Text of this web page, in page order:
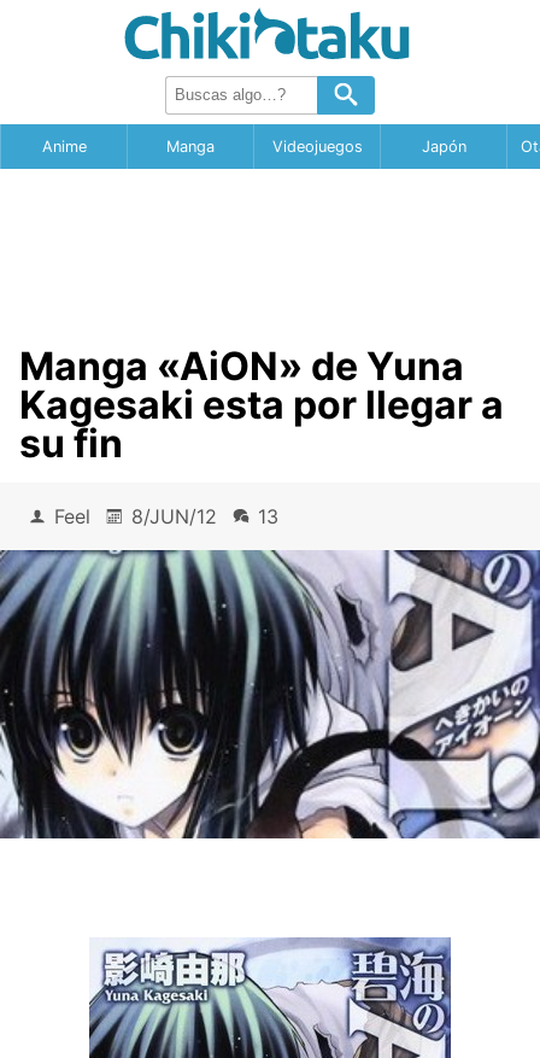
Anime Manga Videojuegos Japón
Manga «AiON» de Yuna
Kagesaki esta por llegar a
su fin
Feel 8/JUN/12 13